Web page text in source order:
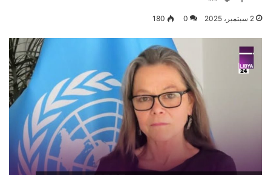
2 سبتمبر، 2025 0
180